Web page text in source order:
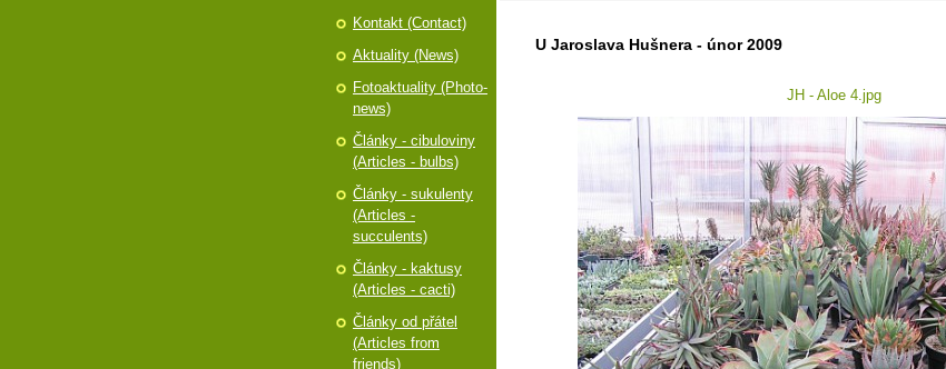
U Jaroslava Hušnera - únor 2009
JH - Aloe 4.jpg
Kontakt (Contact)
Aktuality (News)
Fotoaktuality (Photo-
news)
Články - cibuloviny
(Articles - bulbs)
Články - sukulenty
(Articles -
succulents)
Články - kaktusy
(Articles - cacti)
Články od přátel
(Articles from
friends)